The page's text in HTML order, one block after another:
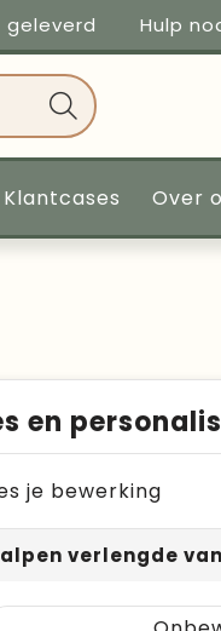
geleverd Hulp
Klantcases Over
en
je bewerking
verlengde